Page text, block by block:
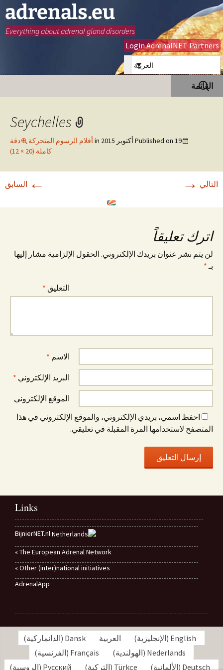
adrenals.eu
Everything about adrenal gland disorders
Login AdrenalNET Partners
العربية
القائمة
البحث
عن:
Seychelles
Published on 19 أكتوبر 2015 أفلام الرسوم المتحركة
دقة
كاملة (20 × 12)
← السابق التالي →
اترك تعليقاً
لن يتم نشر عنوان بريدك الإلكتروني. الحقول الإلزامية مشار إليها
بـ*
التعليق *
الاسم *
البريد الإلكتروني *
الموقع الإلكتروني
احفظ اسمي، بريدي الإلكتروني، والموقع الإلكتروني في هذا
المتصفح لاستخدامها المرة المقبلة في تعليقي.
Links
BijnierNET.nl
The European Adrenal Network »
Other (inter)national initiatives »
AdrenalApp
English
(الإنجليزية) العربية Dansk
(الدانماركية)
Nederlands
(الهولندية)
Français
(الفرنسية)
Deutsch
(الألمانية)
Türkçe
(التركية)
Русский
(الروسية)